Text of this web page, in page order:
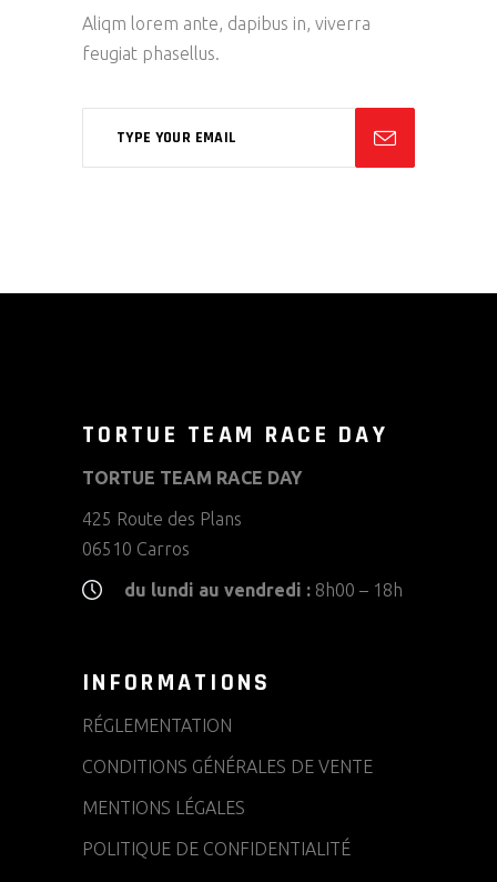
Aliqm lorem ante, dapibus in, viverra
feugiat phasellus.
TORTUE TEAM RACE DAY
TORTUE TEAM RACE DAY
425 Route des Plans
06510 Carros
du lundi au vendredi : 8h00 – 18h
INFORMATIONS
RÉGLEMENTATION
CONDITIONS GÉNÉRALES DE VENTE
MENTIONS LÉGALES
POLITIQUE DE CONFIDENTIALITÉ